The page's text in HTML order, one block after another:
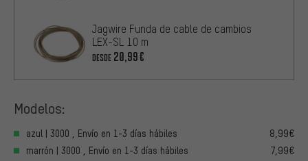
Jagwire Funda de cable de cambios
LEX-SL 10 m
DESDE 20,99€
Modelos:
azul | 3000 , Envío en 1-3 días hábiles
8,99€
marrón | 3000 , Envío en 1-3 días hábiles
7,99€